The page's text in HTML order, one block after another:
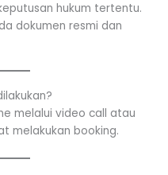
hukum tertentu.
dokumen resmi dan
melalui video call atau
melakukan booking.